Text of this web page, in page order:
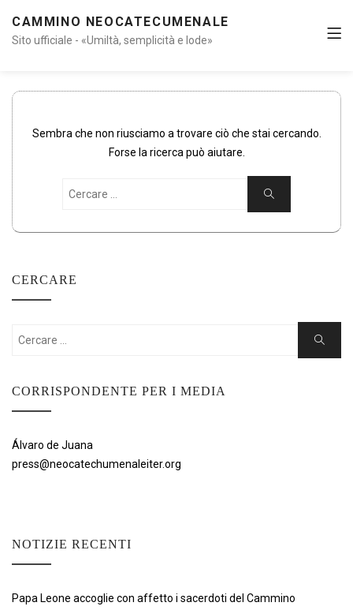
CAMMINO NEOCATECUMENALE
Sito ufficiale - «Umiltà, semplicità e lode»
Sembra che non riusciamo a trovare ciò che stai cercando.
Forse la ricerca può aiutare.
Ricerca
CERCARE
Cercare:
Ricerca
CORRISPONDENTE PER I MEDIA
Álvaro de Juana
press@neocatechumenaleiter.org
NOTIZIE RECENTI
Papa Leone accoglie con affetto i sacerdoti del Cammino